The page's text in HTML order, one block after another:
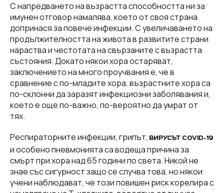
С напредването на възрастта способността ни за
имунен отговор намалява, което от своя страна
допринася за повече инфекции. С увеличаването на
продължителността на живота в развитите страни
нараства и честотата на свързаните с възрастта
състояния. Докато някои хора остаряват,
заключението на много проучвания е, че в
сравнение с по-младите хора, възрастните хора са
по-склонни да заразят инфекциозни заболявания и,
което е още по-важно, по-вероятно да умрат от
тях.
Респираторните инфекции, грипът, ВИРУСЪТ COVID-19
и особено пневмонията са водеща причина за
смърт при хора над 65 години по света. Никой не
знае със сигурност защо се случва това, но някои
учени наблюдават, че този повишен риск корелира с